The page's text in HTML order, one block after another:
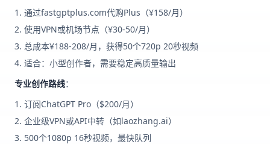
通过fastgptplus.com代购Plus（¥158/月）
使用VPN或机场节点（¥30-50/月）
总成本¥188-208/月，获得50个720p 20秒视频
适合：小型创作者，需要稳定高质量输出
专业创作路线：
订阅ChatGPT Pro（$200/月）
企业级VPN或API中转（如laozhang.ai）
500个1080p 16秒视频，最快队列